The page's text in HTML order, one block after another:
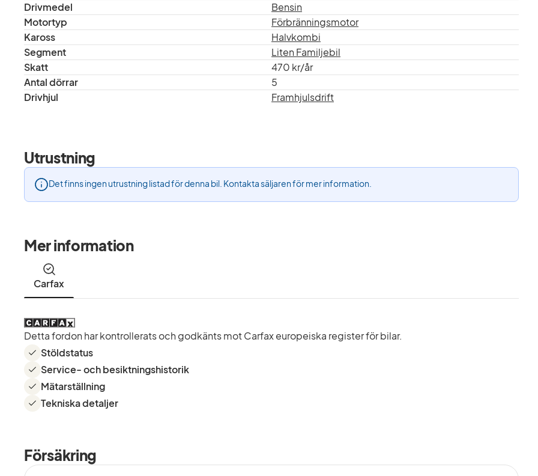
Drivmedel
Bensin
Motortyp
Förbränningsmotor
Kaross
Halvkombi
Segment
Liten Familjebil
Skatt
470 kr/år
Antal dörrar
5
Drivhjul
Framhjulsdrift
Utrustning
Det finns ingen utrustning listad för denna bil. Kontakta säljaren för mer information.
Mer information
Carfax
Detta fordon har kontrollerats och godkänts mot Carfax europeiska register för bilar.
Stöldstatus
Service- och besiktningshistorik
Mätarställning
Tekniska detaljer
Försäkring